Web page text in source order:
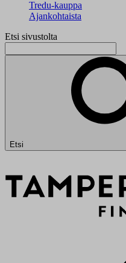
Tredu-kauppa
Ajankohtaista
Etsi sivustolta
Etsi